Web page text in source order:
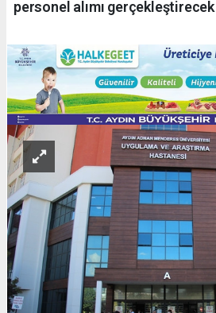
personel alımı gerçekleştirecek